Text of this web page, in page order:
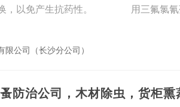
，以免产生抗药性。 用三氟氯氰菊
限公司（长沙分公司）
防治公司，木材除虫，货柜熏